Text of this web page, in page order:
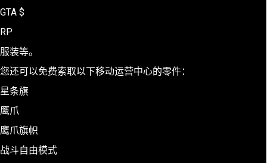
GTA $
RP
服装等。
您还可以免费索取以下移动运营中心的零件：
星条旗
鹰爪
鹰爪旗帜
战斗自由模式